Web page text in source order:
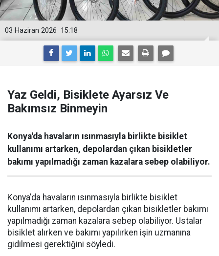
15:18
03 Haziran 2026
Yaz Geldi, Bisiklete Ayarsız Ve
Bakımsız Binmeyin
Konya'da havaların ısınmasıyla birlikte bisiklet
kullanımı artarken, depolardan çıkan bisikletler
bakımı yapılmadığı zaman kazalara sebep olabiliyor.
Konya'da havaların ısınmasıyla birlikte bisiklet
kullanımı artarken, depolardan çıkan bisikletler bakımı
yapılmadığı zaman kazalara sebep olabiliyor. Ustalar
bisiklet alırken ve bakımı yapılırken işin uzmanına
gidilmesi gerektiğini söyledi.